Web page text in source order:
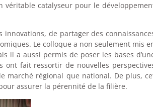
véritable catalyseur pour le
de partager des
Le colloque a non seulement mis
il a aussi permis de poser les bases
ont fait ressortir de nouvelles
marché régional que national. De plus,
assurer la pérennité de la filière.